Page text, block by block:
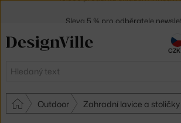
Hledat
Outdoor Zahradní lavice a stoličky
30 dní na vrácení zboží
CZK